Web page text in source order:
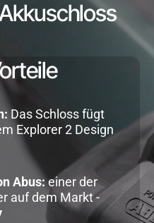
Das Schloss fügt
Explorer 2 Design
Abus:einer der
auf dem Markt -